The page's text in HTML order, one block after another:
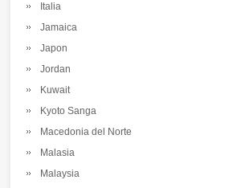
Italia
Jamaica
Japon
Jordan
Kuwait
Kyoto Sanga
Macedonia del Norte
Malasia
Malaysia